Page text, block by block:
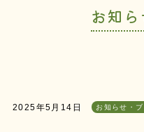
お知
2025年5月14日 お知らせ・